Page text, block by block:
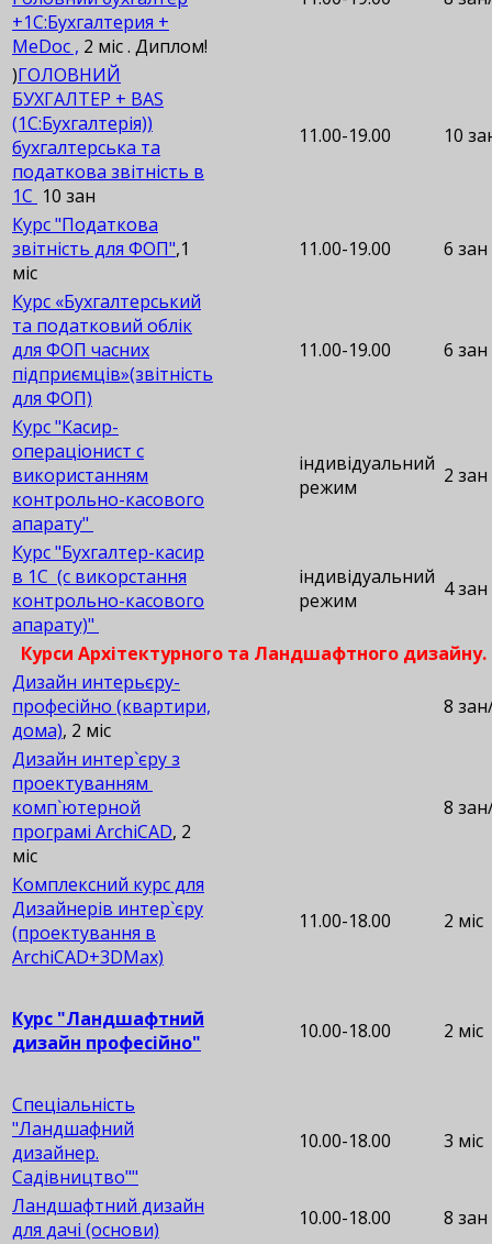
+1С:Бухгалтерия +
MeDoc , 2 міс . Диплом!
)ГОЛОВНИЙ
БУХГАЛТЕР + BAS
(1С:Бухгалтерія))
бухгалтерська та
податкова звітність в
1С 10 зан
11.00-19.00 10
Курс "Податкова
звітність для ФОП",1
міс
11.00-19.00 6 зан
Курс «Бухгалтерський
та податковий облік
для ФОП часних
підприємців»(звітність
для ФОП)
11.00-19.00 6 зан
Курс "Касир-
операціонист с
використанням
контрольно-касового
апарату"
індивідуальний
режим
2 зан
Курс "Бухгалтер-касир
в 1С (с викорстання
контрольно-касового
апарату)"
індивідуальний
режим
4 зан
Курси Архітектурного та Ландшафтного
Дизайн интерьєру-
професійно (квартири,
дома), 2 міс
8
Дизайн интер`єру з
проектуванням
комп`ютерной
програмі ArchiCAD, 2
міс
8
Комплексний курс для
Дизайнерів интер`єру
(проектування в
ArchiCAD+3DMax)
11.00-18.00 2 міс
Курс "Ландшафтний
дизайн професійно"
10.00-18.00 2 міс
Спеціальність
"Ландшафний
дизайнер.
Садівництво""
10.00-18.00 3 міс
Ландшафтний дизайн
для дачі (основи)
10.00-18.00
8 зан